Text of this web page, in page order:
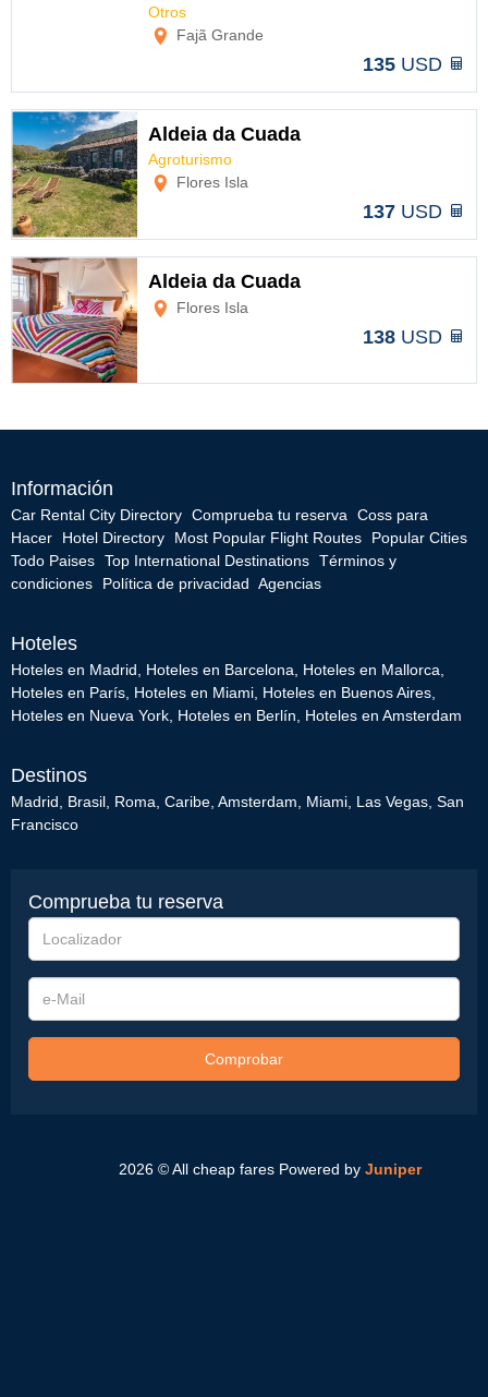
Otros
Fajã Grande
135 USD
Aldeia da Cuada
Agroturismo
Flores Isla
137 USD
Aldeia da Cuada
Flores Isla
138 USD
Información
Car Rental City Directory Comprueba tu reserva
Coss para
Hacer
Hotel Directory Most Popular Flight Routes
Popular Cities
Todo Paises Top International Destinations Términos y
condiciones
Política de privacidad Agencias
Hoteles
Hoteles en Madrid Hoteles en Barcelona Hoteles en Mallorca
Hoteles en París Hoteles en Miami Hoteles en Buenos Aires
Hoteles en Nueva York Hoteles en Berlín Hoteles en Amsterdam
Destinos
Madrid Brasil Roma Caribe Amsterdam Miami Las Vegas San
Francisco
Comprueba tu reserva
Localizador
e-
Mail
Comprobar
2026 © All cheap fares Powered by Juniper